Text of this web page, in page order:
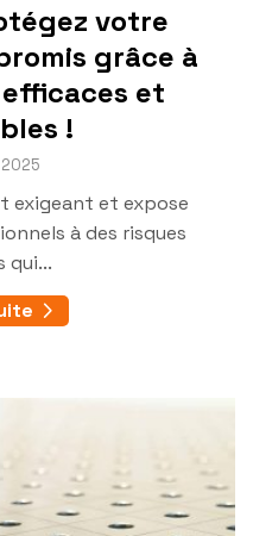
votre
grâce à
et
!
exigeant et expose
à des risques
qui...